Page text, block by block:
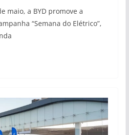
maio, a BYD promove a
“Semana do Elétrico”,